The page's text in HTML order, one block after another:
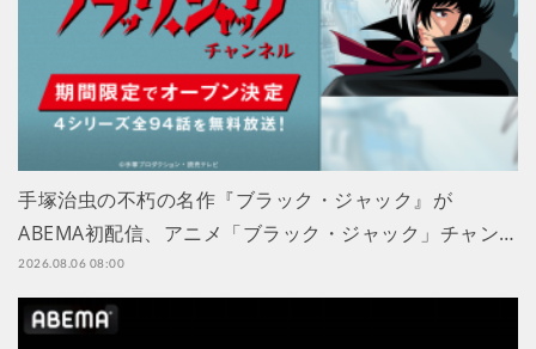
手塚治虫の不朽の名作『ブラック・ジャック』が
ABEMA初配信、アニメ「ブラック・ジャック」チャン…
2026.08.06 08:00